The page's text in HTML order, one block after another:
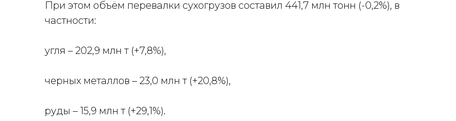
При этом объём перевалки сухогрузов составил 441,7 млн тонн (-0,2%), в
частности:
угля – 202,9 млн т (+7,8%),
черных металлов – 23,0 млн т (+20,8%),
руды – 15,9 млн т (+29,1%).